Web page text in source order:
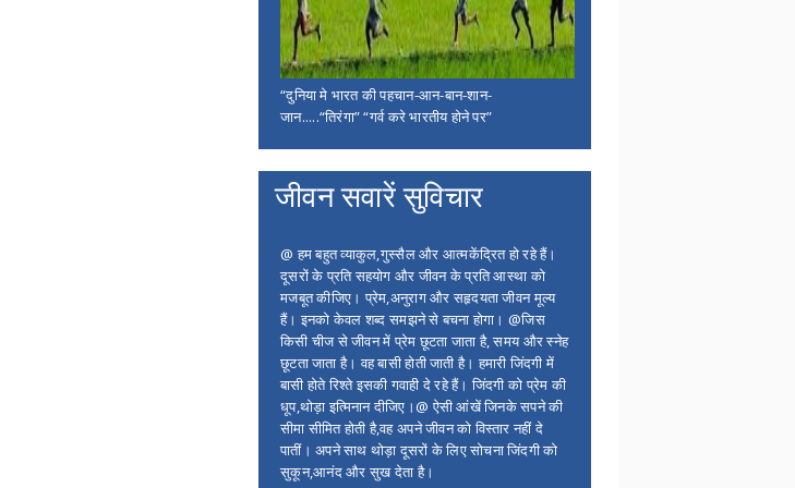
“दुनिया मे भारत की पहचान-आन-बान-शान-
जान.....“तिरंगा” “गर्व करे भारतीय होने पर”
जीवन सवारें सुविचार
@ हम बहुत व्याकुल,गुस्सैल और आत्मकेंद्रित हो रहे हैं।
दूसरों के प्रति सहयोग और जीवन के प्रति आस्था को
मजबूत कीजिए। प्रेम,अनुराग और सहृदयता जीवन मूल्य
हैं। इनको केवल शब्द समझने से बचना होगा। @जिस
किसी चीज से जीवन में प्रेम छूटता जाता है, समय और स्नेह
छूटता जाता है। वह बासी होती जाती है। हमारी जिंदगी में
बासी होते रिश्ते इसकी गवाही दे रहे हैं। जिंदगी को प्रेम की
धूप,थोड़ा इत्मिनान दीजिए।@ ऐसी आंखें जिनके सपने की
सीमा सीमित होती है,वह अपने जीवन को विस्तार नहीं दे
पातीं। अपने साथ थोड़ा दूसरों के लिए सोचना जिंदगी को
सुकून,आनंद और सुख देता है।